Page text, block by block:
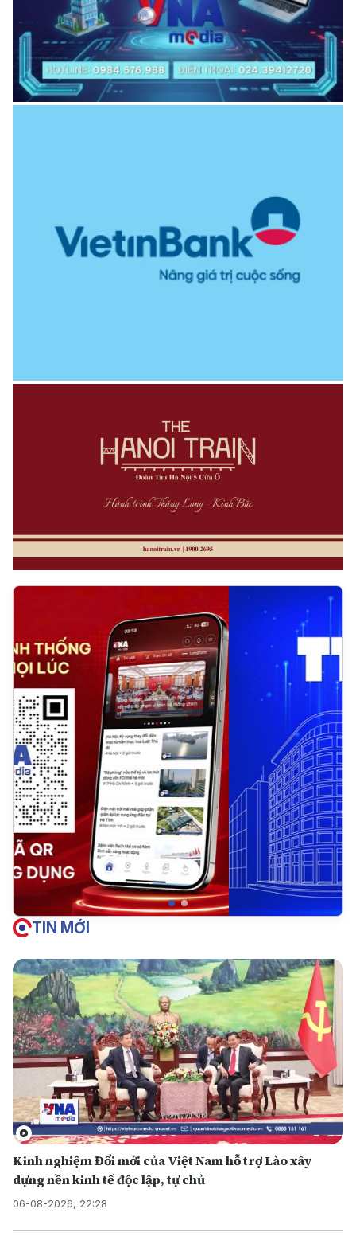
TIN MỚI
Kinh nghiệm Đổi mới của Việt Nam hỗ trợ Lào xây
dựng nền kinh tế độc lập, tự chủ
06-08-2026, 22:28